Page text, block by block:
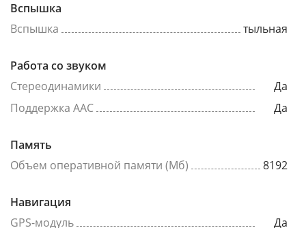
Вспышка
Вспышка
тыльная
Работа со звуком
Стереодинамики
Да
Поддержка AAC
Да
Память
Объем оперативной памяти (Мб)
8192
Навигация
GPS-модуль
Да